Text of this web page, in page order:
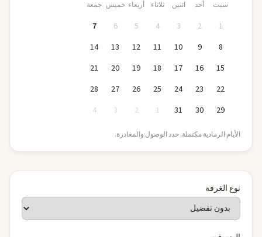
سبت أحد اثنين ثلاثاء أربعاء خميس جمعة
1
2
3
4
5
6
7
8
9
10
11
12
13
14
15
16
17
18
19
20
21
22
23
24
25
26
27
28
29
30
31
1
2
3
4
الأيام الرمادية مكتملة. حدد الوصول والمغادرة.
نوع الغرفة